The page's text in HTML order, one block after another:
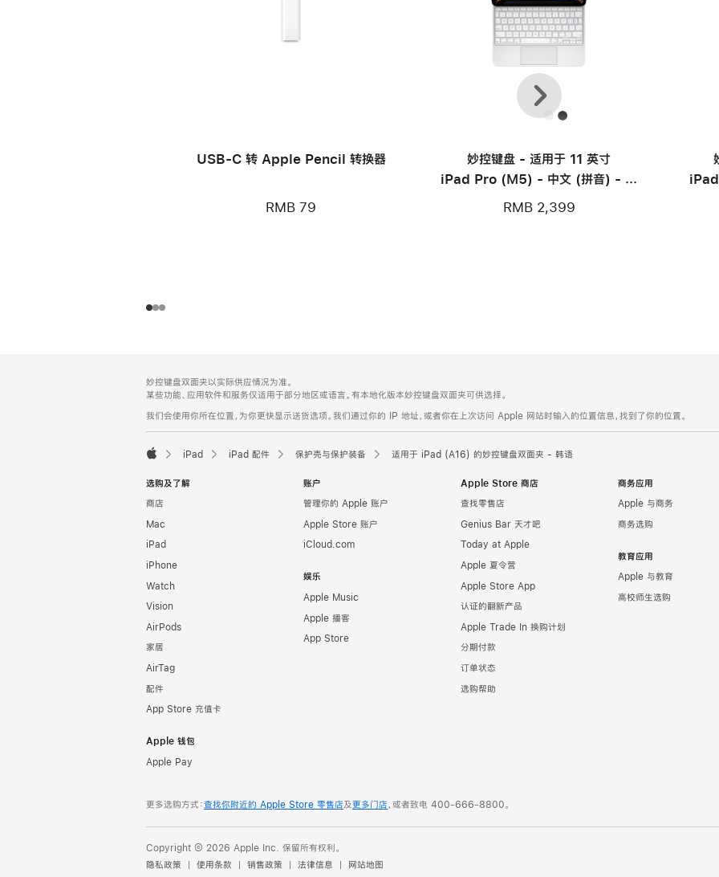
USB-C 转 Apple Pencil 转换器
RMB 79
妙控键盘 - 适用于 11 英寸
iPad Pro (M5) - 中文 (拼音) - 白
色
RMB 2,399
上
一
个
下
一
个
页
页
脚
注
妙控键盘双面夹以实际供应情况为准。
某些功能、应用软件和服务仅适用于部分地区或语言。有本地化版本妙控键盘双面夹可供选择。
我们会使用你所在位置，为你更快显示送货选项。我们通过你的 IP 地址，或者你在上次访问 Apple 网站时输入的位置信息，找到了你的位置。
iPad iPad 配件 保护壳与保护装备 适用于 iPad (A16) 的妙控键盘双面夹 - 韩语
选购及了解
商店
Mac
iPad
iPhone
Watch
Vision
AirPods
家居
AirTag
配件
App Store 充值卡
Apple 钱包
Apple Pay
账户
管理你的 Apple 账户
Apple Store 账户
iCloud.com
娱乐
Apple Music
Apple 播客
App Store
Apple Store 商店
查找零售店
Genius Bar 天才吧
Today at Apple
Apple 夏令营
Apple Store App
认证的翻新产品
Apple Trade In 换购计划
分期付款
订单状态
选购帮助
商务应用
Apple 与商务
商务选购
教育应用
Apple 与教育
高校师生选购
更多选购方式：查找你附近的 Apple Store 零售店及更多门店，或者致电 400-666-8800。
Copyright © 2026 Apple Inc. 保留所有权利。
隐私政策
使用条款 销售政策 法律信息 网站地图